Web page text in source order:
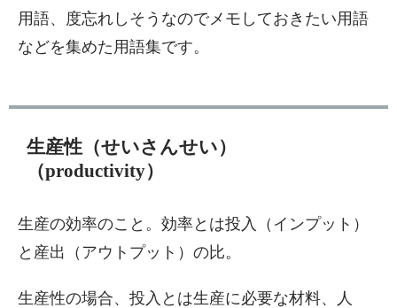
用語、度忘れしそうなのでメモしておきたい用語
などを集めた用語集です。
生産性（せいさんせい）
（productivity）
生産の効率のこと。効率とは投入（インプット）
と産出（アウトプット）の比。
生産性の場合、投入とは生産に必要な材料、人